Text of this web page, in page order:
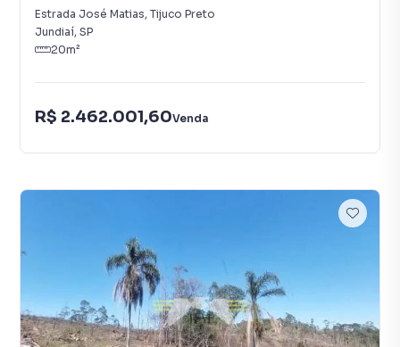
Estrada José Matias, Tijuco Preto
Jundiaí, SP
20m²
R$ 2.462.001,60Venda